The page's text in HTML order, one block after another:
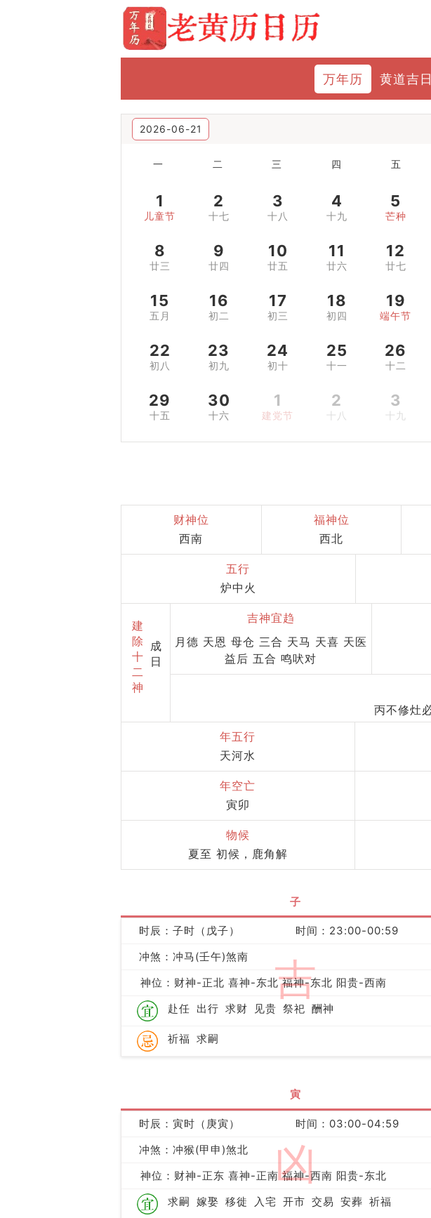
万年历 黄道吉日
2026-06-21
一 二 三 四 五
1
儿童节
2
十七
3
十八
4
十九
5
芒种
8
廿三
9
廿四
10
廿五
11
廿六
12
廿七
15
五月
16
初二
17
初三
18
初四
19
端午节
22
初八
23
初九
24
初十
25
十一
26
十二
29
十五
30
十六
1
建党节
2
十八
3
十九
财神位
西南
福神位
西北
五行
炉中火
建
除
十
二
神
成
日
吉神宜趋
月德 天恩 母仓 三合 天马 天喜 天医
益后 五合 鸣吠对
年五行
天河水
年空亡
寅卯
物候
夏至 初候，鹿角解
子
吉
时辰：子时（戊子）
时间：23:00-00:59
冲煞：冲马(壬午)煞南
神位：财神-正北 喜神-东北 福神-东北 阳贵-西南
赴任 出行 求财 见贵 祭祀 酬神
祈福 求嗣
寅
凶
时辰：寅时（庚寅）
时间：03:00-04:59
冲煞：冲猴(甲申)煞北
神位：财神-正东 喜神-正南 福神-西南 阳贵-东北
求嗣 嫁娶 移徙 入宅 开市 交易 安葬 祈福